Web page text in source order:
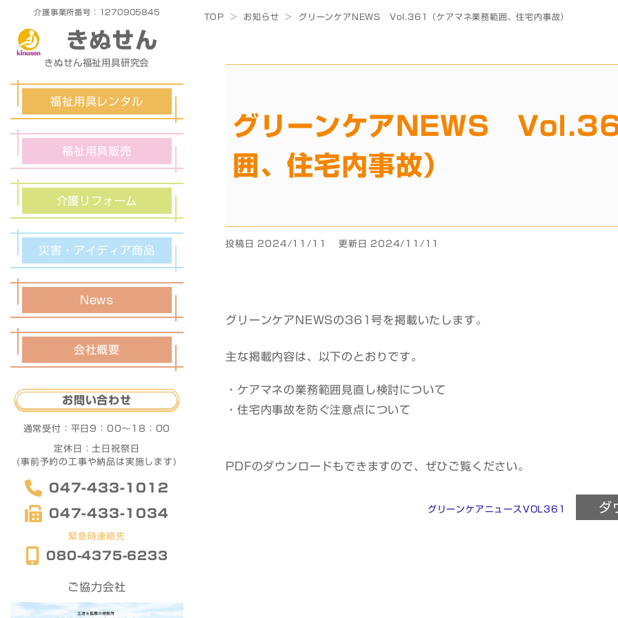
介護事業所番号：1270905845
きぬせん
きぬせん福祉用具研究会
福祉用具レンタル
福祉用具販売
介護リフォーム
災害・アイディア商品
News
会社概要
お問い合わせ
通常受付： 平日9：00〜18：00
定休日：土日祝祭日
(事前予約の工事や納品は実施します)
047-433-1012
047-433-1034
緊急時連絡先
080-4375-6233
ご協力会社
TOP > お知らせ > グリーンケアNEWS Vol.361（ケアマネ業務範囲、住宅内事故）
グリーンケアNEWS
囲、住宅内事故）
投稿日 2024/11/11 更新日 2024/11/11
グリーンケアNEWSの361号を掲載いたします。
主な掲載内容は、以下のとおりです。
・ケアマネの業務範囲見直し検討について
・住宅内事故を防ぐ注意点について
PDFのダウンロードもできますので、ぜひご覧ください。
グリーンケアニュースVOL361 ダ